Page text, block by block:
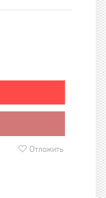
Отложить